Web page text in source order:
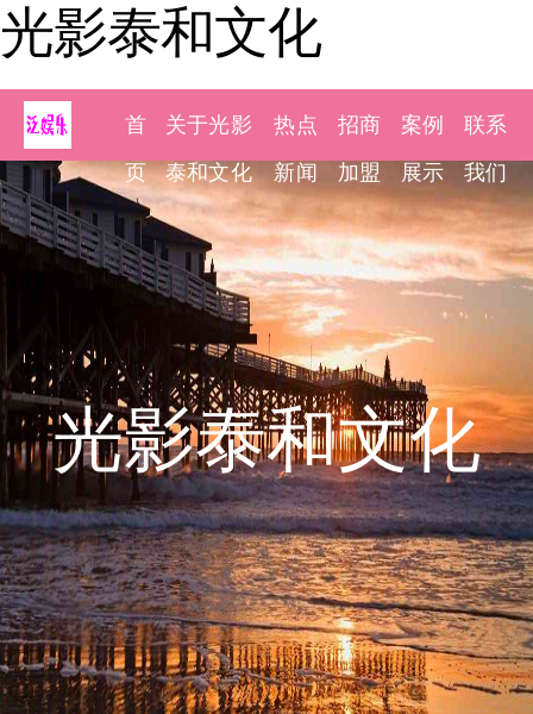
光影泰和文化
首
页
关于光影
泰和文化
热点
新闻
招商
加盟
案例
展示
联系
我们
光影泰和文化